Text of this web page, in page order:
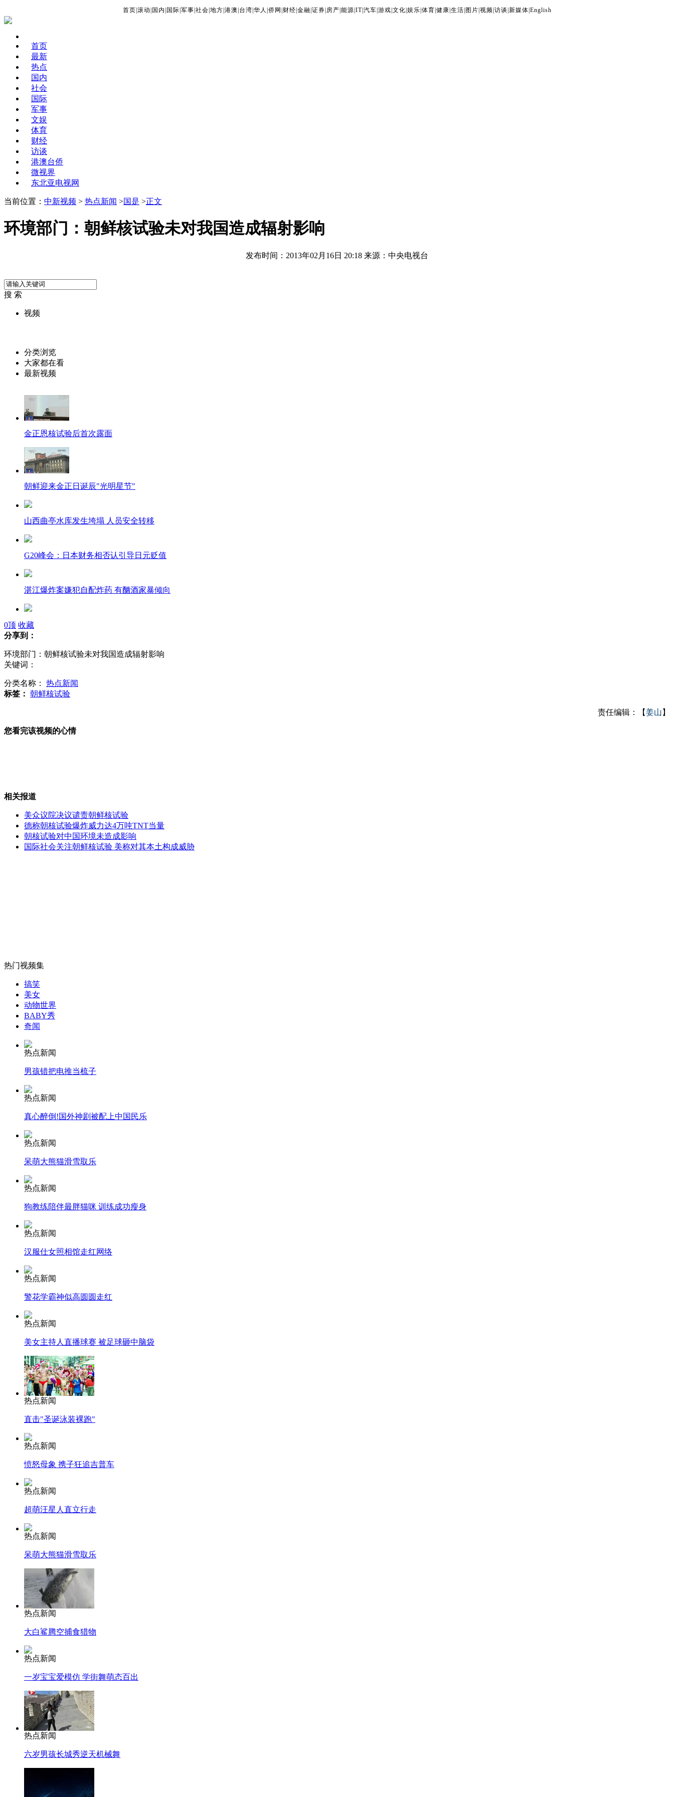
首页 滚动 国内 国际 军事 社会 地方 港澳 台湾 华人 侨网 财经 金融 证券 房产 能源 IT| 汽车 游戏 文化 娱乐 体育 健康 生活 图片 视频 访谈 新媒体 English
首页
最新
热点
国内
社会
国际
军事
文娱
体育
财经
访谈
港澳台侨
微视界
东北亚电视网
当前位置： 中新视频 > 热点新闻 >国是 >正文
环境部门：朝鲜核试验未对我国造成辐射影响
发布时间：2013年02月16日 20:18 来源：中央电视台
搜 索
视频
分类浏览
大家都在看
最新视频
金正恩核试验后首次露面
朝鲜迎来金正日诞辰"光明星节"
山西曲亭水库发生垮塌 人员安全转移
G20峰会：日本财务相否认引导日元贬值
湛江爆炸案嫌犯自配炸药 有酗酒家暴倾向
《西游》刷新华语电影史单日票房纪录
专家：俄坠落陨石威力相当于20颗原子弹
过年磕头100余个 跪拜礼存废引争议
"刀锋战士"被指控谋杀 出庭受审落泪
山西运城恶犬咬伤多人 警民合力深夜将其击毙
外交部：有关国家言论片面不公正
安徽一实载49人客车翻车
消防员救轻生者 花炮节热闹非凡 减压"枕头大战"
司机酒驾遇交警 急速倒车逃窜
0顶 收藏
分享到：
环境部门：朝鲜核试验未对我国造成辐射影响
关键词：
分类名称： 热点新闻
标签： 朝鲜核试验
责任编辑：【姜山 】
您看完该视频的心情
相关报道
美众议院决议谴责朝鲜核试验
德称朝核试验爆炸威力达4万吨TNT当量
朝核试验对中国环境未造成影响
国际社会关注朝鲜核试验 美称对其本土构成威胁
热门视频集
搞笑
美女
动物世界
BABY秀
奇闻
热点新闻
男孩错把电推当梳子
热点新闻
真心醉倒!国外神剧被配上中国民乐
热点新闻
呆萌大熊猫滑雪取乐
热点新闻
狗教练陪伴最胖猫咪 训练成功瘦身
热点新闻
汉服仕女照相馆走红网络
热点新闻
警花学霸神似高圆圆走红
热点新闻
美女主持人直播球赛 被足球砸中脑袋
热点新闻
直击"圣诞泳装裸跑"
热点新闻
愤怒母象 携子狂追吉普车
热点新闻
超萌汪星人直立行走
热点新闻
呆萌大熊猫滑雪取乐
热点新闻
大白鲨腾空捕食猎物
热点新闻
一岁宝宝爱模仿 学街舞萌态百出
热点新闻
六岁男孩长城秀逆天机械舞